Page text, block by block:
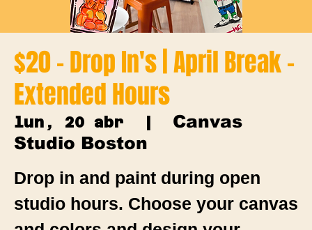
$20 - Drop In's | April Break -
Extended Hours
lun, 20 abr
  |
Canvas
Studio Boston
Drop in and paint during open
studio hours. Choose your canvas